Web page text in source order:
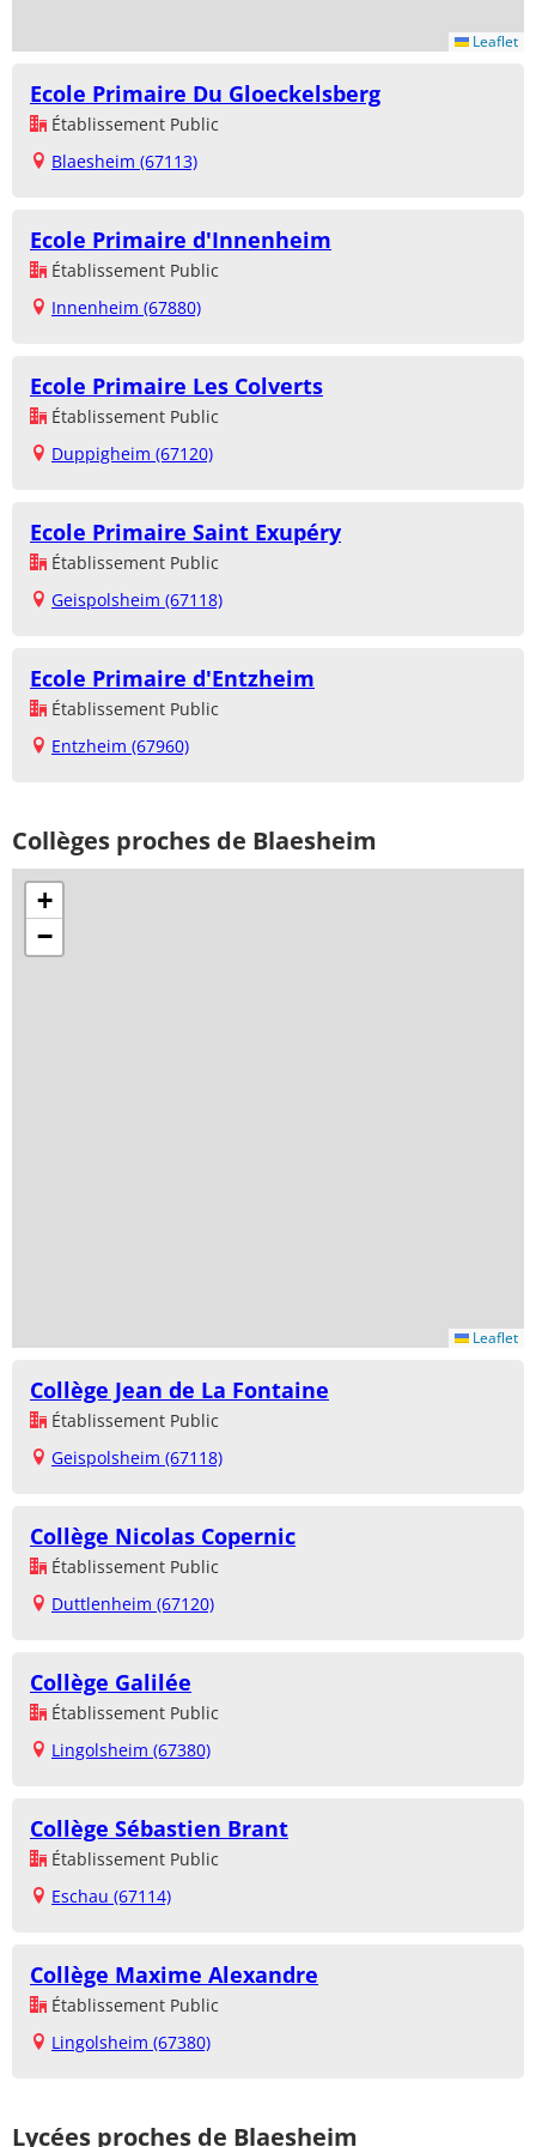
Leaflet
Ecole Primaire Du Gloeckelsberg
Établissement Public
Blaesheim (67113)
Ecole Primaire d'Innenheim
Établissement Public
Innenheim (67880)
Ecole Primaire Les Colverts
Établissement Public
Duppigheim (67120)
Ecole Primaire Saint Exupéry
Établissement Public
Geispolsheim (67118)
Ecole Primaire d'Entzheim
Établissement Public
Entzheim (67960)
Collèges proches de Blaesheim
+
−
Leaflet
Collège Jean de La Fontaine
Établissement Public
Geispolsheim (67118)
Collège Nicolas Copernic
Établissement Public
Duttlenheim (67120)
Collège Galilée
Établissement Public
Lingolsheim (67380)
Collège Sébastien Brant
Établissement Public
Eschau (67114)
Collège Maxime Alexandre
Établissement Public
Lingolsheim (67380)
Lycées proches de Blaesheim